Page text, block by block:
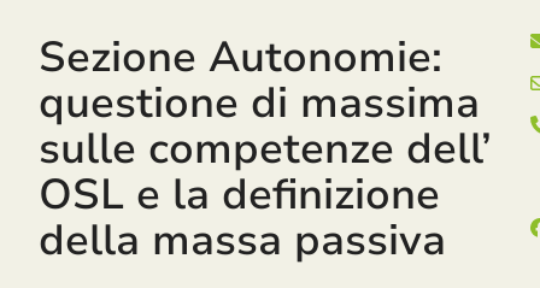
Sezione Autonomie:
questione di massima
sulle competenze dell’
OSL e la definizione
della massa passiva